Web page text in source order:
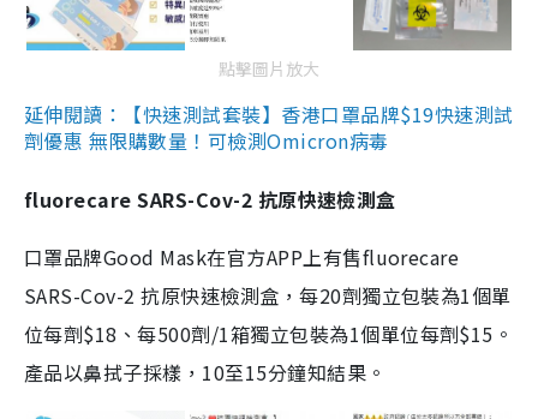
點擊圖片放大
延伸閱讀：【快速測試套裝】香港口罩品牌$19快速測試
劑優惠 無限購數量！可檢測Omicron病毒
fluorecare SARS-Cov-2 抗原快速檢測盒
口罩品牌Good Mask在官方APP上有售fluorecare
SARS-Cov-2 抗原快速檢測盒，每20劑獨立包裝為1個單
位每劑$18、每500劑/1箱獨立包裝為1個單位每劑$15。
產品以鼻拭子採樣，10至15分鐘知結果。